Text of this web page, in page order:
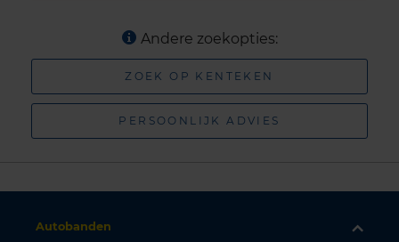
Andere zoekopties:
ZOEK OP KENTEKEN
PERSOONLIJK ADVIES
Autobanden